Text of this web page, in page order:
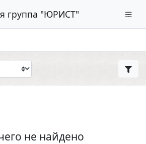
группа "ЮРИСТ"
не найдено